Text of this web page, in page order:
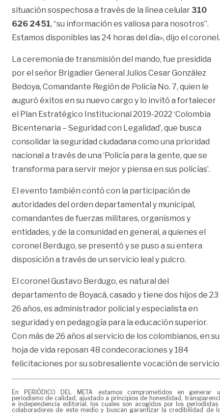
situación sospechosa a través de la línea celular 310
626 2451, “su información es valiosa para nosotros”.
Estamos disponibles las 24 horas del día», dijo el coronel.
La ceremonia de transmisión del mando, fue presidida
por el señor Brigadier General Julios Cesar González
Bedoya, Comandante Región de Policía No. 7, quien le
auguró éxitos en su nuevo cargo y lo invitó a fortalecer
el Plan Estratégico Institucional 2019-2022 ‘Colombia
Bicentenaria – Seguridad con Legalidad’, que busca
consolidar la seguridad ciudadana como una prioridad
nacional a través de una ‘Policía para la gente, que se
transforma para servir mejor y piensa en sus policías’.
El evento también contó con la participación de
autoridades del orden departamental y municipal,
comandantes de fuerzas militares, organismos y
entidades, y de la comunidad en general, a quienes el
coronel Berdugo, se presentó y se puso a su entera
disposición a través de un servicio leal y pulcro.
El coronel Gustavo Berdugo, es natural del
departamento de Boyacá, casado y tiene dos hijos de 23
26 años, es administrador policial y especialista en
seguridad y en pedagogía para la educación superior.
Con más de 26 años al servicio de los colombianos, en su
hoja de vida reposan 48 condecoraciones y 184
felicitaciones por su sobresaliente vocación de
En PERIÓDICO DEL META estamos comprometidos en generar
periodismo de calidad, ajustado a principios de honestidad,
e independencia editorial, los cuales son acogidos por los periodistas
colaboradores de este medio y buscan garantizar la credibilidad de